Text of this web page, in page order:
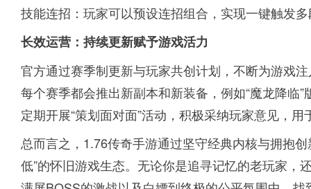
技能连招：玩家可以预设连招组合，实现一键触发
长效运营：持续更新赋予游戏活力
官方通过赛季制更新与玩家共创计划，不断为游戏
每个赛季都会推出新副本和新装备，例如“魔龙降临
定期开展“策划面对面”活动，积极采纳玩家意见，
总而言之，1.76传奇手游通过坚守经典内核与拥抱
低”的怀旧游戏生态。无论你是追寻记忆的老玩家